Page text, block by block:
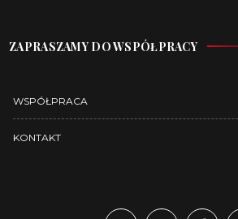
ZAPRASZAMY DO WSPÓŁPRACY
WSPÓŁPRACA
KONTAKT